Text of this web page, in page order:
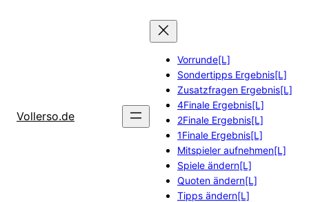
Vollerso.de
Vorrunde[L]
Sondertipps Ergebnis[L]
Zusatzfragen Ergebnis[L]
4Finale Ergebnis[L]
2Finale Ergebnis[L]
1Finale Ergebnis[L]
Mitspieler aufnehmen[L]
Spiele ändern[L]
Quoten ändern[L]
Tipps ändern[L]